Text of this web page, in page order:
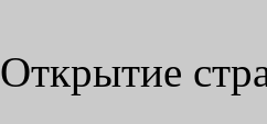
Открытие